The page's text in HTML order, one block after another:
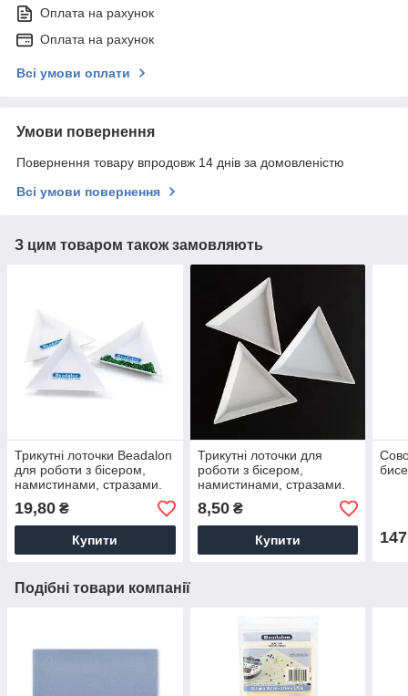
Оплата на рахунок
Оплата на рахунок
Всі умови оплати
Умови повернення
Повернення товару впродовж 14 днів за домовленістю
Всі умови повернення
З цим товаром також замовляють
Трикутні лоточки Beadalon
для роботи з бісером,
намистинами, стразами.
19,80 ₴
Купити
Трикутні лоточки для
роботи з бісером,
намистинами, стразами.
8,50₴
Купити 147
Подібні товари компанії